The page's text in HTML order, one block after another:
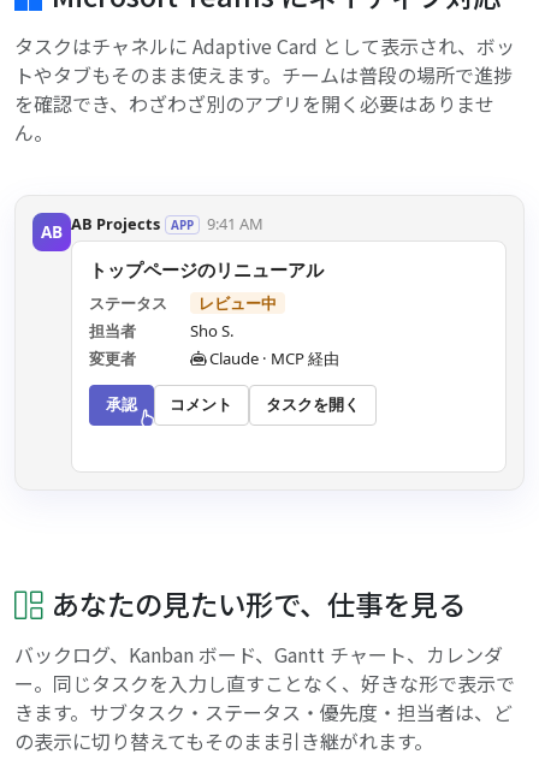
タスクはチャネルに Adaptive Card として表示され、ボッ
トやタブもそのまま使えます。チームは普段の場所で進捗
を確認でき、わざわざ別のアプリを開く必要はありませ
ん。
AB AB Projects APP 9:41 AM
トップページのリニューアル
ステータス
承認済み
担当者
Sho S.
変更者
Claude · MCP 経由
承認
👆
コメント タスクを開く
あなたの見たい形で、仕事を見る
バックログ、Kanban ボード、Gantt チャート、カレンダ
ー。同じタスクを入力し直すことなく、好きな形で表示で
きます。サブタスク・ステータス・優先度・担当者は、ど
の表示に切り替えてもそのまま引き継がれます。